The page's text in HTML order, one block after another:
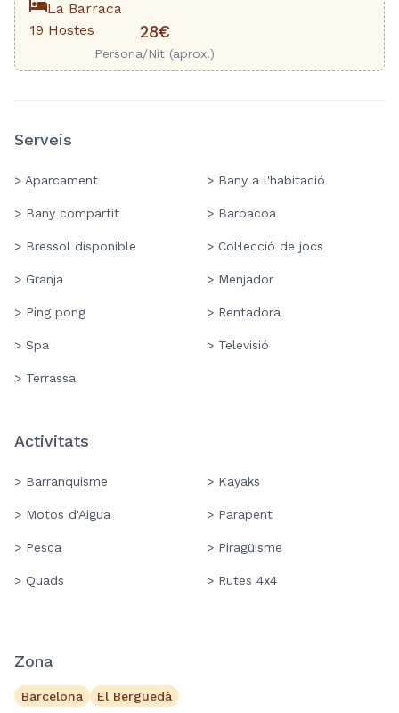
La Barraca
19 Hostes
28€
Persona/Nit (aprox.)
Serveis
> Aparcament > Bany a l'habitació
> Bany compartit > Barbacoa
> Bressol disponible > Col·lecció de jocs
> Granja > Menjador
> Ping pong > Rentadora
> Spa > Televisió
> Terrassa
Activitats
> Barranquisme > Kayaks
> Motos d'Aigua > Parapent
> Pesca > Piragüisme
> Quads > Rutes 4x4
Zona
Barcelona El Berguedà